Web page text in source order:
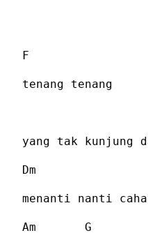
F
tenang tenang
yang tak kunjung
Dm
menanti nanti
Am G